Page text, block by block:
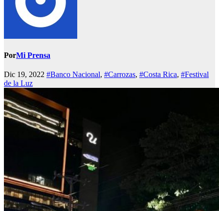
PorMi Prensa
Dic 19, 2022 #Banco Nacional, #Carrozas, #Costa Rica, #Festival
de la Luz